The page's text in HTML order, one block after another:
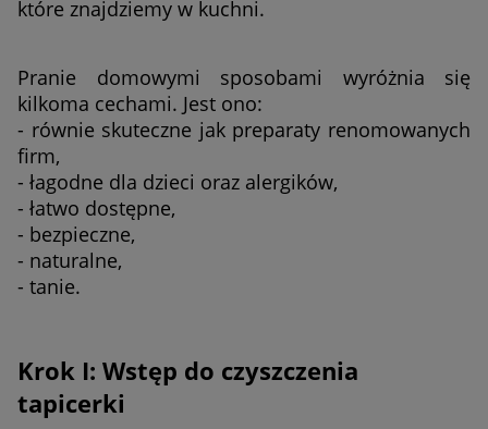
które znajdziemy w kuchni.
Pranie domowymi sposobami wyróżnia się
kilkoma cechami. Jest ono:
- równie skuteczne jak preparaty renomowanych
firm,
- łagodne dla dzieci oraz alergików,
- łatwo dostępne,
- bezpieczne,
- naturalne,
- tanie.
Krok I: Wstęp do czyszczenia
tapicerki